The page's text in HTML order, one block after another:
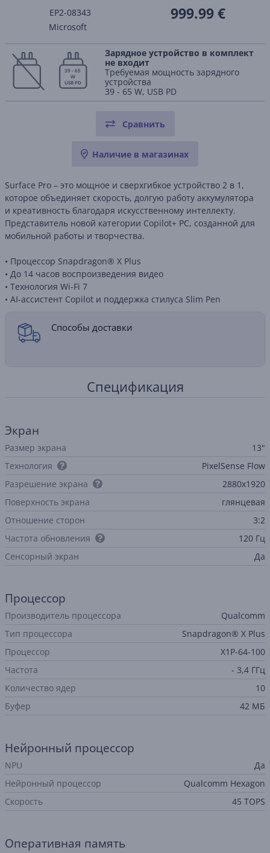
EP2-08343
Microsoft
999.99 €
39 - 65
W
USB PD
Зарядное устройство в комплект
не входит
Требуемая мощность зарядного
устройства
39 - 65 W, USB PD
Сравнить
Наличие в магазинах
Surface Pro – это мощное и сверхгибкое устройство 2 в 1,
которое объединяет скорость, долгую работу аккумулятора
и креативность благодаря искусственному интеллекту.
Представитель новой категории Copilot+ PC, созданной для
мобильной работы и творчества.
• Процессор Snapdragon® X Plus
• До 14 часов воспроизведения видео
• Технология Wi-Fi 7
• AI-ассистент Copilot и поддержка стилуса Slim Pen
Способы доставки
Спецификация
Экран
Размер экрана
13"
Технология
PixelSense Flow
Разрешение экрана
2880x1920
Поверхность экрана
глянцевая
Отношение сторон
3:2
Частота обновления
120 Гц
Cенсорный экран
Да
Процессор
Производитель процессора
Qualcomm
Тип процессора
Snapdragon® X Plus
Процессор
X1P-64-100
Частота
- 3,4 ГГц
Количество ядер
10
Буфер
42 МБ
Нейронный процессор
NPU
Да
Нейронный процессор
Qualcomm Hexagon
Скорость
45 TOPS
Оперативная память